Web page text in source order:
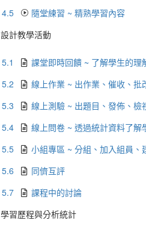
4.5
隨堂練習 ~ 精熟學習內容
設計教學活動
5.1
課堂即時回饋 ~ 了解學生的理
5.2
線上作業 ~ 出作業、催收、批
5.3
線上測驗 ~ 出題目、發佈、檢
5.4
線上問卷 ~ 透過統計資料了解
5.5
小組專區 ~ 分組、加入組員、
5.6
同儕互評
5.7
課程中的討論
學習歷程與分析統計